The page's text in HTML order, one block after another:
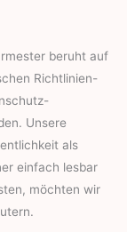
beruht auf
Richtlinien-
Unsere
als
einfach lesbar
möchten wir